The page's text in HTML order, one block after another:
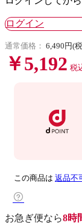
ログイン
通常価格： 6,490円(
￥5,192 税
この商品は 返品不
お急ぎ便なら8時